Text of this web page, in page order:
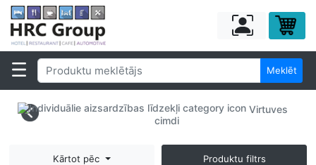
Meklēt
Virtuves
cimdi
Kārtot pēc Produktu filtrs